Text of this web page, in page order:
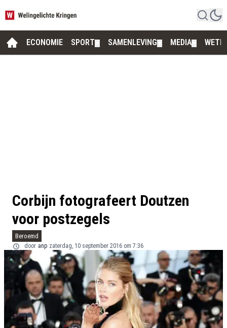
ECONOMIE SPORT SAMENLEVING MEDIA
Corbijn fotografeert Doutzen
voor postzegels
Beroemd
door anp zaterdag, 10 september 2016 om 7:36